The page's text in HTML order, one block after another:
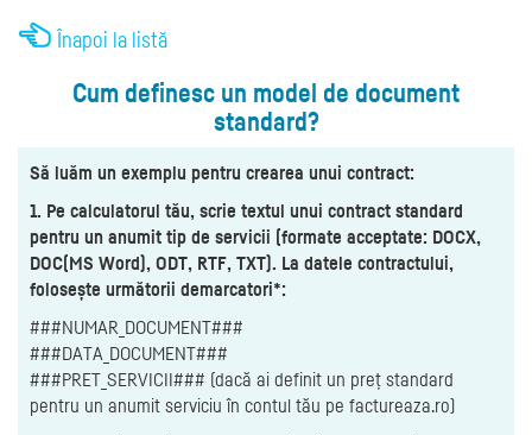
Înapoi la listă
Cum definesc un model de document
standard?
Să luăm un exemplu pentru crearea unui contract:
1. Pe calculatorul tău, scrie textul unui contract standard
pentru un anumit tip de servicii (formate acceptate: DOCX,
DOC(MS Word), ODT, RTF, TXT). La datele contractului,
folosește următorii demarcatori*:
###NUMAR_DOCUMENT###
###DATA_DOCUMENT###
###PRET_SERVICII### (dacă ai definit un preț standard
pentru un anumit serviciu în contul tău pe factureaza.ro)